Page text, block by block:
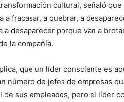
cultural, señaló
a fracasar, a quebrar, a
a desaparecer porque van a
la compañía.
que un líder consciente es
número de jefes de empresas
de sus empleados, pero el líder